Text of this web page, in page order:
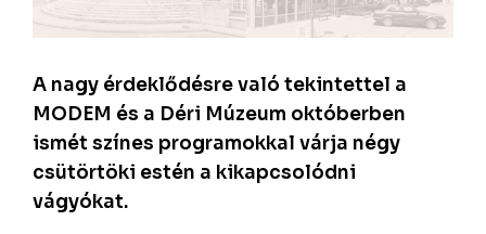
A nagy érdeklődésre való tekintettel a
MODEM és a Déri Múzeum októberben
ismét színes programokkal várja négy
csütörtöki estén a kikapcsolódni
vágyókat.